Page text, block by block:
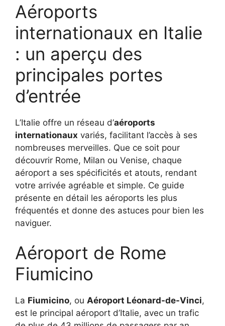
Aéroports
internationaux en Italie
: un aperçu des
principales portes
d’entrée
L’Italie offre un réseau d’aéroports
internationaux variés, facilitant l’accès à ses
nombreuses merveilles. Que ce soit pour
découvrir Rome, Milan ou Venise, chaque
aéroport a ses spécificités et atouts, rendant
votre arrivée agréable et simple. Ce guide
présente en détail les aéroports les plus
fréquentés et donne des astuces pour bien les
naviguer.
Aéroport de Rome
Fiumicino
La Fiumicino, ou Aéroport Léonard-de-Vinci,
est le principal aéroport d’Italie, avec un trafic